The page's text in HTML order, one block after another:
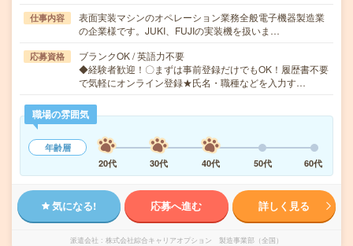
仕事内容
表面実装マシンのオペレーション業務全般電子機器製造業
の企業様です。JUKI、FUJIの実装機を扱いま…
応募資格
ブランクOK / 英語力不要
◆経験者歓迎！〇まずは事前登録だけでもOK！履歴書不要
で気軽にオンライン登録★氏名・職種などを入力す…
職場の雰囲気
年齢層
20代
30代 40代 50代 60代
気になる! 応募へ進む 詳しく見る
派遣会社 株式会社綜合キャリアオプション 製造事業部（全国）